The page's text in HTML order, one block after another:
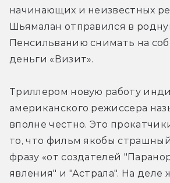
начинающих и неизвестных
Шьямалан отправился в
Пенсильванию снимать на
деньги «Визит».
Триллером новую работу
американского режиссера
вполне честно. Это
то, что фильм якобы
фразу «от создателей
явления" и "Астрала". На деле